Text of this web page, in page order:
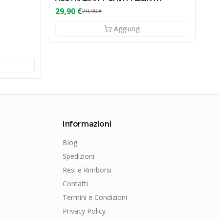
29,90 €29,90 €
Aggiungi
Informazioni
Blog
Spedizioni
Resi e Rimborsi
Contatti
Termini e Condizioni
Privacy Policy